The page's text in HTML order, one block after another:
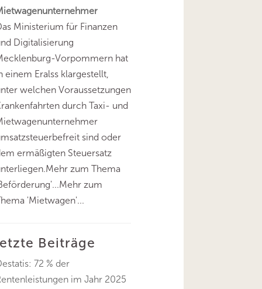
Ministerium für Finanzen
Digitalisierung
Vorpommern hat
einem Eralss klargestellt,
welchen Voraussetzungen
durch Taxi- und
sind oder
ermäßigten Steuersatz
zum Thema
zum
'Mietwagen'...
Beiträge
72 % der
im Jahr 2025